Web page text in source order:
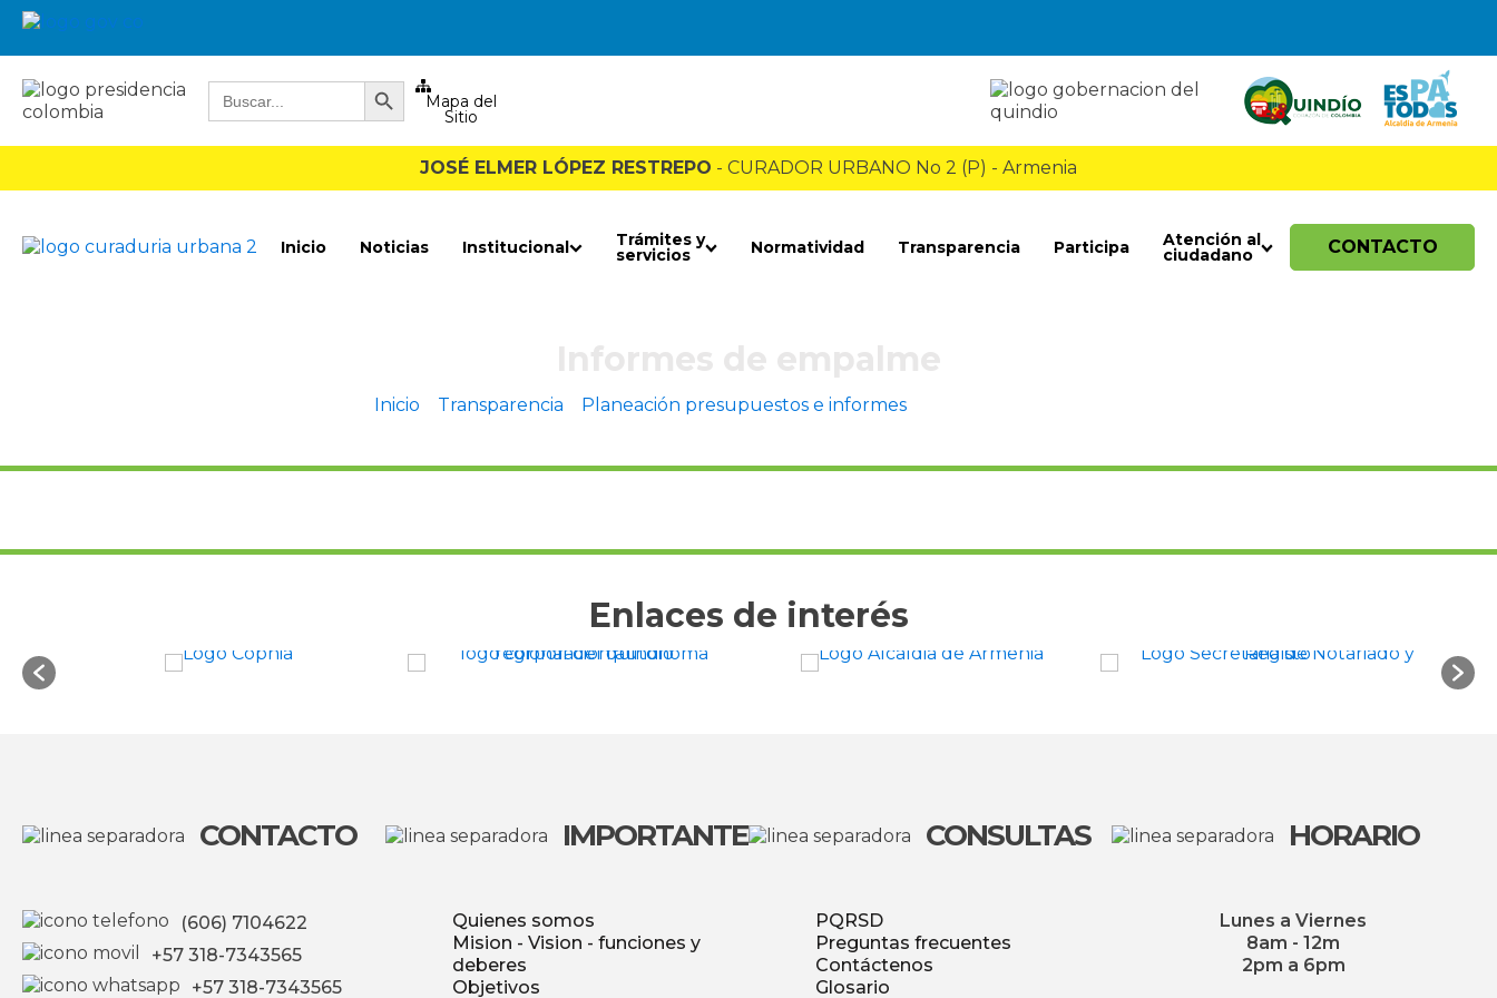
Buscar: Botón de búsqueda
Mapa del
Sitio
JOSÉ ELMER LÓPEZ RESTREPO - CURADOR URBANO No 2 (P) - Armenia
Inicio Noticias Institucional Trámites y
servicios Normatividad Transparencia Participa Atención al
ciudadano CONTACTO
Inicio Transparencia Planeación presupuestos e informes
Enlaces de interés
CONTACTO
(606) 7104622
+57 318-7343565
+57 318-7343565
IMPORTANTE
Quienes somos
Mision - Vision - funciones y
deberes
Objetivos
CONSULTAS
PQRSD
Preguntas frecuentes
Contáctenos
Glosario
HORARIO
Lunes a Viernes
8am - 12m
2pm a 6pm